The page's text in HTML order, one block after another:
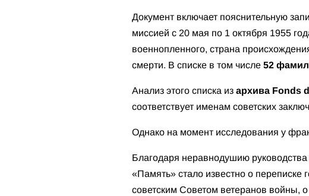
Документ включает пояснительную
миссией с 20 мая по 1 октября 1955
военнопленного, страна
смерти. В списке в том числе 52
Анализ этого списка из архива Fonds
соответствует именам советских
Однако на момент исследования у
Благодаря неравнодушию
«Память» стало известно о переписке
советским Советом ветеранов войны,